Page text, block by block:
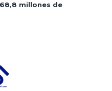
68,8 millones de